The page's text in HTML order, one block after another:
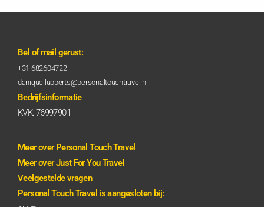
Bel of mail gerust:
+31 682604722
danique.lubberts@personaltouchtravel.nl
Bedrijfsinformatie
KVK: 76997901
Meer over Personal Touch Travel
Meer over Just For You Travel
Veelgestelde vragen
Personal Touch Travel is aangesloten bij: